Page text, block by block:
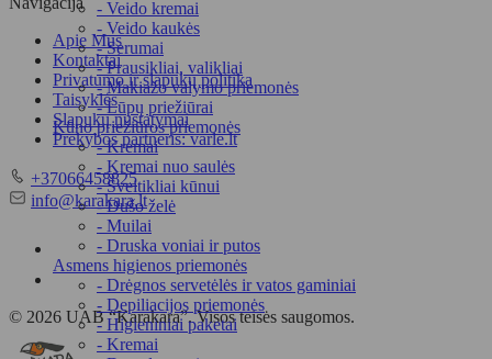
- Veido kremai
- Veido kaukės
- Serumai
- Prausikliai, valikliai
- Makiažo valymo priemonės
- Lūpų priežiūrai
Kūno priežiūros priemonės
- Kremai
- Kremai nuo saulės
- Šveitikliai kūnui
- Dušo želė
- Muilai
- Druska voniai ir putos
Asmens higienos priemonės
- Drėgnos servetėlės ir vatos gaminiai
- Depiliacijos priemonės
- Higieniniai paketai
- Kremai
Apie Mus
Kontaktai
Privatumo ir slapukų politika
Taisyklės
Slapukų nustatymai
Prekybos partneris: varle.lt
+37066458825Telefonas
info@karakara.ltEl.
paštas
© 2026 UAB “Karakara”. Visos teisės saugomos.